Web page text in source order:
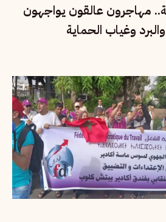
مهاجرون عالقون يواجهون
وغياب الحماية